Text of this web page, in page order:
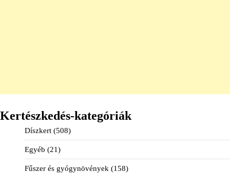
Kertészkedés-kategóriák
Díszkert (508)
Egyéb (21)
Fűszer és gyógynövények (158)